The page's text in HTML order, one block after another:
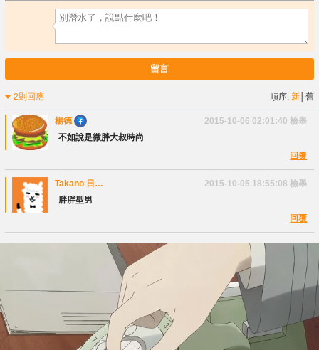
留言
2則回應 順序:新 │舊
楊德 2015-10-06 02:01:40 檢舉
不如說是微胖大叔時尚
回覆
Takano 日本
代購
2015-10-05 18:55:08 檢舉
胖胖型男
回覆